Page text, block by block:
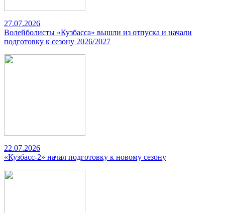
27.07.2026
Волейболисты «Кузбасса» вышли из отпуска и начали
подготовку к сезону 2026/2027
22.07.2026
«Кузбасс-2» начал подготовку к новому сезону